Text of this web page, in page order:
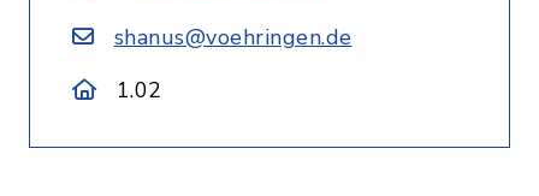
shanus@voehringen.de
1.02